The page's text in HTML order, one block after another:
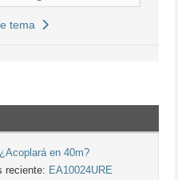
tema
¿Acoplará en 40m?
reciente: EA10024URE